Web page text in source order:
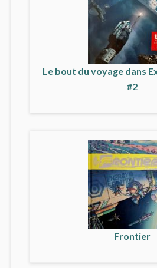
Le bout du voyage dans
#2
Frontier